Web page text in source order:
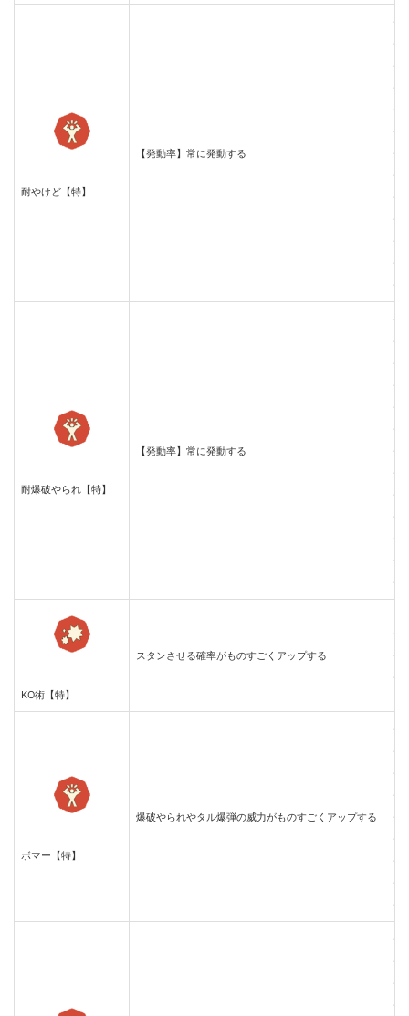
耐やけど【特】
【発動率】常に発動する
・
・
・
・
・
・
・
・
・
・
・
・
・
耐爆破やられ【特】
【発動率】常に発動する
・
・
・
・
・
・
・
・
・
・
・
・
・
KO術【特】
スタンさせる確率がものすごくアップする
・
・
・
ボマー【特】
爆破やられやタル爆弾の威力がものすごくアップする
・
・
・
・
・
・
・
・
・
・
・
・
・